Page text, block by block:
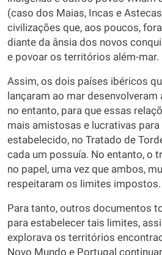
(caso dos Maias, Incas e
civilizações que, aos poucos,
diante da ânsia dos novos
e povoar os territórios além-mar.
Assim, os dois países ibéricos
lançaram ao mar
no entanto, para que essas
mais amistosas e lucrativas
estabelecido, no Tratado de
cada um possuía. No entanto, o
no papel, uma vez que ambos,
respeitaram os limites impostos.
Para tanto, outros documentos
para estabelecer tais limites,
explorava os territórios
Novo Mundo e Portugal